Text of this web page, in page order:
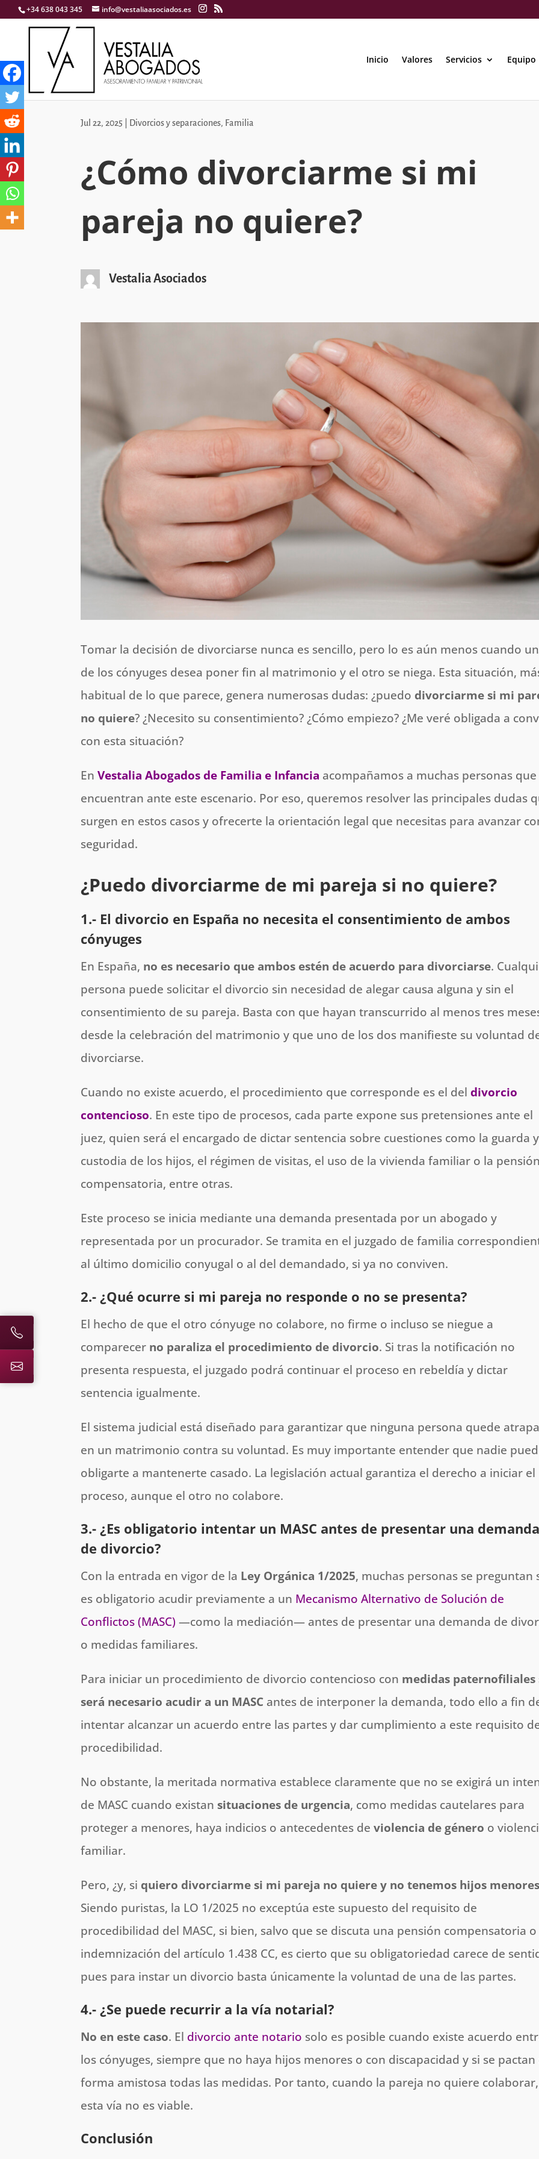
+34 638 043 345 info@vestaliaasociados.es
Inicio Valores Servicios Equipo
Jul 22, 2025 Divorcios y separaciones, Familia
¿Cómo divorciarme si mi
pareja no quiere?
Vestalia Asociados
Tomar la decisión de divorciarse nunca es sencillo, pero lo es aún menos cuando
de los cónyuges desea poner fin al matrimonio y el otro se niega. Esta situación,
habitual de lo que parece, genera numerosas dudas: ¿puedo divorciarme si mi
no quiere? ¿Necesito su consentimiento? ¿Cómo empiezo? ¿Me veré obligada a
con esta situación?
EnVestalia Abogados de Familia e Infancia acompañamos a muchas personas que
encuentran ante este escenario. Por eso, queremos resolver las principales dudas
surgen en estos casos y ofrecerte la orientación legal que necesitas para avanzar
seguridad.
¿Puedo divorciarme de mi pareja si no quiere?
1.- El divorcio en España no necesita el consentimiento de ambos
cónyuges
En España, no es necesario que ambos estén de acuerdo para divorciarse.
persona puede solicitar el divorcio sin necesidad de alegar causa alguna y sin el
consentimiento de su pareja. Basta con que hayan transcurrido al menos tres
desde la celebración del matrimonio y que uno de los dos manifieste su voluntad
divorciarse.
Cuando no existe acuerdo, el procedimiento que corresponde es el deldivorcio
contencioso. En este tipo de procesos, cada parte expone sus pretensiones ante el
juez, quien será el encargado de dictar sentencia sobre cuestiones como la guarda y
custodia de los hijos, el régimen de visitas, el uso de la vivienda familiar o la pensión
compensatoria, entre otras.
Este proceso se inicia mediante una demanda presentada por un abogado y
representada por un procurador. Se tramita en el juzgado de familia
al último domicilio conyugal o al del demandado, si ya no conviven.
2.- ¿Qué ocurre si mi pareja no responde o no se presenta?
El hecho de que el otro cónyuge no colabore, no firme o incluso se niegue a
comparecer no paraliza el procedimiento de divorcio. Si tras la notificación no
presenta respuesta, el juzgado podrá continuar el proceso en rebeldía y dictar
sentencia igualmente.
El sistema judicial está diseñado para garantizar que ninguna persona quede
en un matrimonio contra su voluntad. Es muy importante entender que nadie
obligarte a mantenerte casado. La legislación actual garantiza el derecho a iniciar el
proceso, aunque el otro no colabore.
3.- ¿Es obligatorio intentar un MASC antes de presentar una demanda
de divorcio?
Con la entrada en vigor de la Ley Orgánica 1/2025, muchas personas se preguntan
es obligatorio acudir previamente a un Mecanismo Alternativo de Solución de
Conflictos (MASC) —como la mediación— antes de presentar una demanda de
o medidas familiares.
Para iniciar un procedimiento de divorcio contencioso con medidas paternofiliales
será necesario acudir a un MASC antes de interponer la demanda, todo ello a fin
intentar alcanzar un acuerdo entre las partes y dar cumplimiento a este requisito
procedibilidad.
No obstante, la meritada normativa establece claramente que no se exigirá un
de MASC cuando existan situaciones de urgencia, como medidas cautelares para
proteger a menores, haya indicios o antecedentes deviolencia de género o
familiar.
Pero, ¿y, si quiero divorciarme si mi pareja no quiere y no tenemos hijos
Siendo puristas, la LO 1/2025 no exceptúa este supuesto del requisito de
procedibilidad del MASC, si bien, salvo que se discuta una pensión compensatoria o
indemnización del artículo 1.438 CC, es cierto que su obligatoriedad carece de
pues para instar un divorcio basta únicamente la voluntad de una de las partes.
4.- ¿Se puede recurrir a la vía notarial?
No en este caso. El divorcio ante notario solo es posible cuando existe acuerdo
los cónyuges, siempre que no haya hijos menores o con discapacidad y si se pactan
forma amistosa todas las medidas. Por tanto, cuando la pareja no quiere colaborar,
esta vía no es viable.
Conclusión